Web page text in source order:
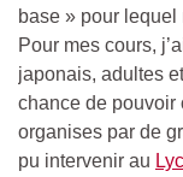
base » pour
Pour mes cours,
japonais, adultes
chance de pouvoir
organises par de
pu intervenir au